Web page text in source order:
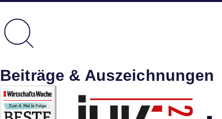
Beiträge & Auszeichnungen